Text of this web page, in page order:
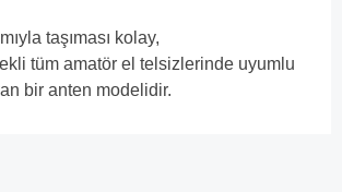
taşıması kolay,
tüm amatör el telsizlerinde uyumlu
bir anten modelidir.